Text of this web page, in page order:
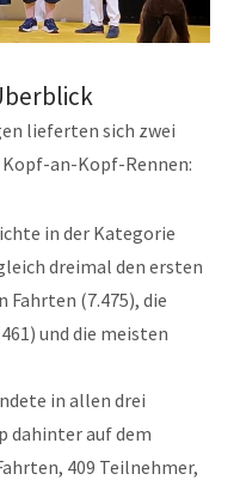
lieferten sich zwei
an-Kopf-Rennen:
in der Kategorie
dreimal den ersten
Fahrten (7.475), die
und die meisten
in allen drei
dahinter auf dem
409 Teilnehmer,